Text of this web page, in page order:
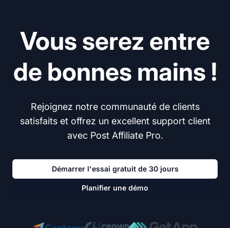
Vous serez entre
de bonnes mains !
Rejoignez notre communauté de clients
satisfaits et offrez un excellent support client
avec Post Affiliate Pro.
Démarrer l'essai gratuit de 30 jours
Planifier une démo